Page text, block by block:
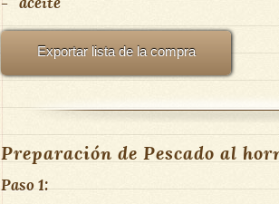
Exportar lista de la compra
Preparación de Pescado al
Paso 1: